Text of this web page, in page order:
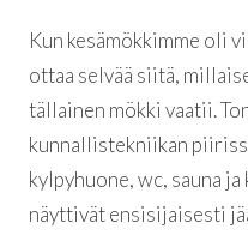
Kun kesämökkimme oli
ottaa selvää siitä,
tällainen mökki vaatii.
kunnallistekniikan
kylpyhuone, wc, sauna
näyttivät ensisijaisesti